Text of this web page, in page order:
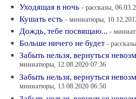
Уходящая в ночь - рассказы,
Кушать есть - миниатюры,
Дождь, тебе посвящаю... -
Больше ничего не будет -
Забыть нельзя, вернуться
миниатюры, 12.08.2020 07:36
Забыть нельзя, вернуться
миниатюры, 13.08.2020 06:50